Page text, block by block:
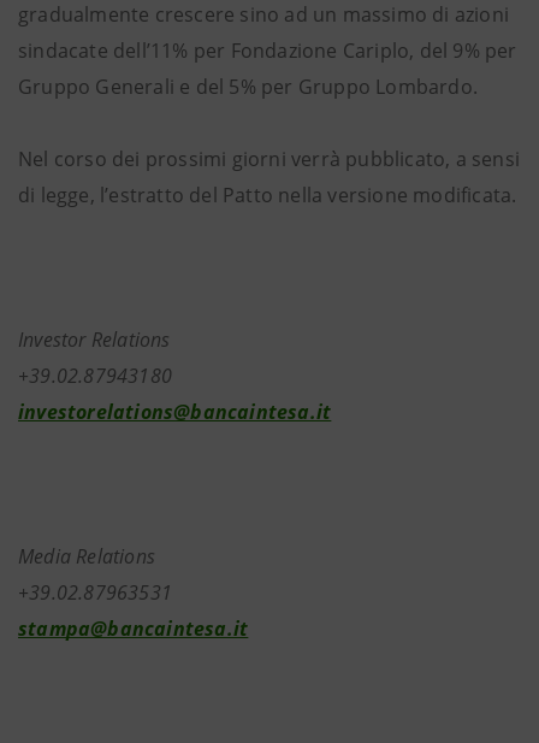
gradualmente crescere sino ad un massimo di azioni
sindacate dell’11% per Fondazione Cariplo, del 9% per
Gruppo Generali e del 5% per Gruppo Lombardo.
Nel corso dei prossimi giorni verrà pubblicato, a sensi
di legge, l’estratto del Patto nella versione modificata.
Investor Relations
+39.02.87943180
investorelations@bancaintesa.it
Media Relations
+39.02.87963531
stampa@bancaintesa.it